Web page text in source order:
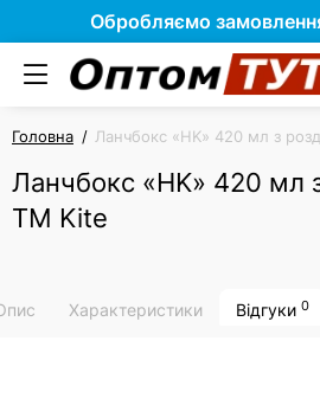
Обробляємо
Головна Ланчбокс «HK» 420 мл з
Ланчбокс «HK» 420 мл
TM Kite
Характеристики Відгуки 0